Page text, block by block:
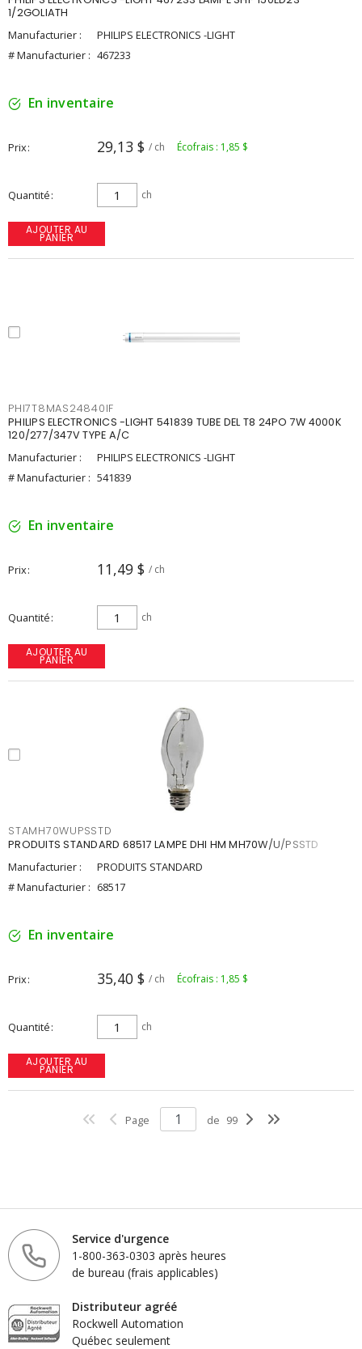
1/2GOLIATH
Manufacturier :
PHILIPS ELECTRONICS -LIGHT
# Manufacturier : 467233
En inventaire
Prix 29,13 $ / ch Écofrais : 1,85 $
Quantité ch
AJOUTER AU
PANIER
PHI7T8MAS24840IF
PHILIPS ELECTRONICS -LIGHT 541839 TUBE DEL T8 24PO 7W 4000K
120/277/347V TYPE A/C
Manufacturier :
PHILIPS ELECTRONICS -LIGHT
# Manufacturier : 541839
En inventaire
Prix 11,49 $ / ch
Quantité ch
AJOUTER AU
PANIER
STAMH70WUPSSTD
PRODUITS STANDARD 68517 LAMPE DHI HM MH70W/U/PSSTD
Manufacturier :
PRODUITS STANDARD
# Manufacturier : 68517
En inventaire
Prix 35,40 $ / ch Écofrais : 1,85 $
Quantité ch
AJOUTER AU
PANIER
Page de 99
Service d'urgence
1-800-363-0303 après heures
de bureau (frais applicables)
Distributeur agréé
Rockwell Automation
Québec seulement